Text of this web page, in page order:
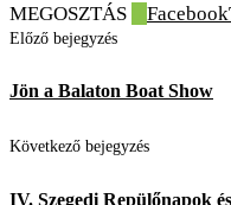
MEGOSZTÁS
Facebook
Előző bejegyzés
Jön a Balaton Boat Show
Következő bejegyzés
IV. Szegedi Repülőnapok